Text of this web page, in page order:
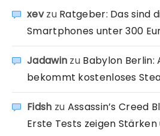
xevzu Ratgeber: Das sind
Smartphones unter 300
Jadawin zu Babylon Berlin:
bekommt kostenloses
Fidsh zu Assassin’s Creed
Erste Tests zeigen